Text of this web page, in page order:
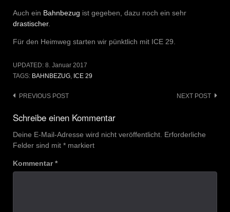
Auch ein Bahnbezug ist gegeben, dazu noch ein sehr
drastischer.
Für den Heimweg starten wir pünktlich mit ICE 29.
UPDATED: 8. Januar 2017
TAGS: BAHNBEZUG, ICE 29
Post
navigation
PREVIOUS POST NEXT POST
Schreibe einen Kommentar
Deine E-Mail-Adresse wird nicht veröffentlicht. Erforderliche
Felder sind mit * markiert
Kommentar*